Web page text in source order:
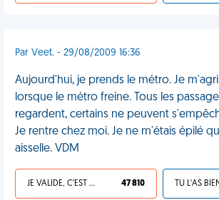
Par Veet. - 29/08/2009 16:36
Aujourd'hui, je prends le métro. Je
lorsque le métro freine. Tous les
regardent, certains ne peuvent
Je rentre chez moi. Je ne m'étais épilé
aisselle. VDM
JE VALIDE, C'EST UNE VDM 47 810